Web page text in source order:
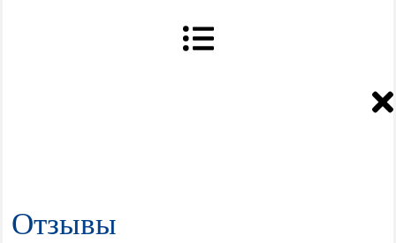
Отзывы